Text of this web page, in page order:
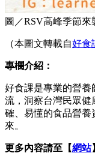
圖／RSV高峰季節
（本圖文轉載自好食
專欄介紹：
好食課是專業的營養
流，洞察台灣民眾健
確、易懂的食品營養
來。
更多內容請至【網站